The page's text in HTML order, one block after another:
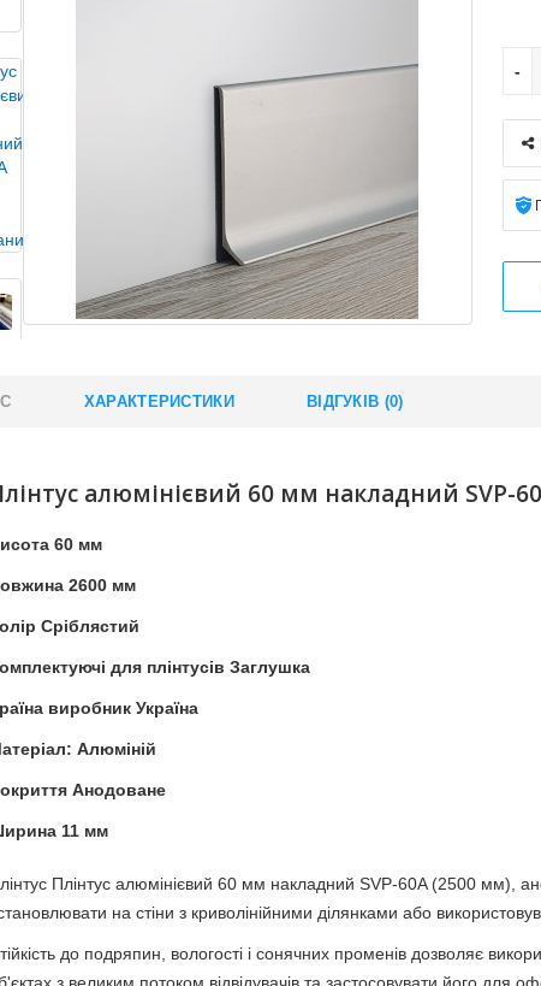
ХАРАКТЕРИСТИКИ ВІДГУКІВ (0)
алюмінієвий 60 мм накладний SVP-
60 мм
2600 мм
Сріблястий
для плінтусів Заглушка
виробник Україна
Алюміній
Анодоване
11 мм
Плінтус алюмінієвий 60 мм накладний SVP-60A (2500 мм),
на стіни з криволінійними ділянками або
до подряпин, вологості і сонячних променів дозволяє